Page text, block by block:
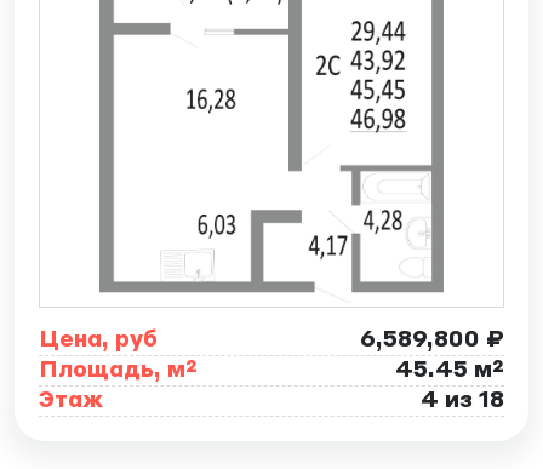
Цена, руб
6,589,800 ₽
Площадь, м²
45.45 м²
Этаж
4 из 18